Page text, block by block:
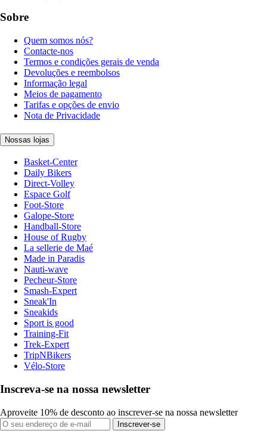
Sobre
Quem somos nós?
Contacte-nos
Termos e condições gerais de venda
Devoluções e reembolsos
Informação legal
Meios de pagamento
Tarifas e opções de envio
Nota de Privacidade
Nossas lojas
Basket-Center
Daily Bikers
Direct-Volley
Espace Golf
Foot-Store
Galope-Store
Handball-Store
House of Rugby
La sellerie de Maé
Made in Paradis
Nauti-wave
Pecheur-Store
Smash-Expert
Sneak'In
Sneakids
Sport is good
Training-Fit
Trek-Expert
TripNBikers
Vélo-Store
Inscreva-se na nossa newsletter
Aproveite 10% de desconto ao inscrever-se na nossa newsletter
Inscrever-se